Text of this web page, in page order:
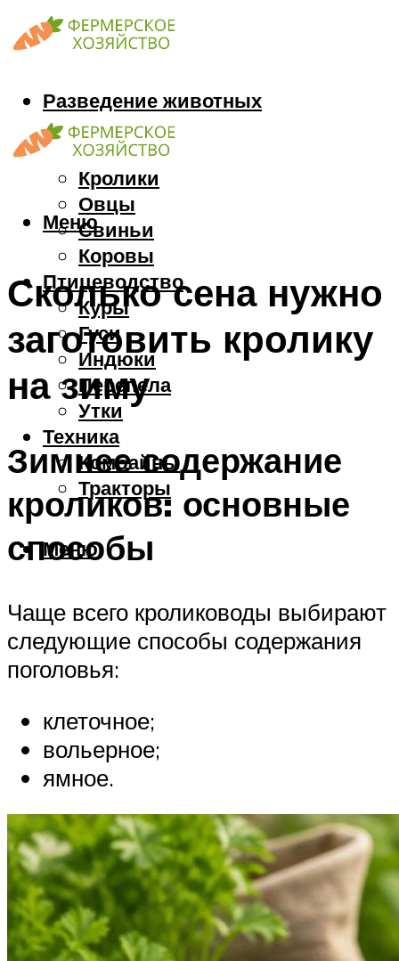
Разведение животных
Козы
Кони
Кролики
Овцы
Свиньи
Коровы
Птицеводство
Куры
Гуси
Индюки
Перепела
Утки
Техника
Комбайны
Тракторы
Меню
Меню
Сколько сена нужно
заготовить кролику
на зиму
Зимнее содержание
кроликов: основные
способы
Чаще всего кролиководы выбирают
следующие способы содержания
поголовья:
клеточное;
вольерное;
ямное.